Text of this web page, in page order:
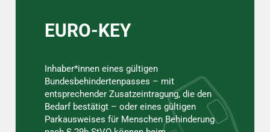
EURO-KEY
Inhaber*innen eines gültigen
Bundesbehindertenpasses – mit
entsprechender Zusatzeintragung, die den
Bedarf bestätigt – oder eines gültigen
Parkausweises für Menschen Behinderung